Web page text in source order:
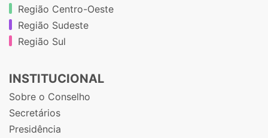
Região Centro-Oeste
Região Sudeste
Região Sul
INSTITUCIONAL
Sobre o Conselho
Secretários
Presidência